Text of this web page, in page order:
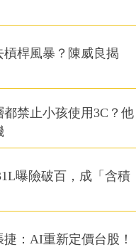
桿風暴？陳威良揭
禁止小孩使用3C？他
曝險破百，成「含積
捷：AI重新定價台股！